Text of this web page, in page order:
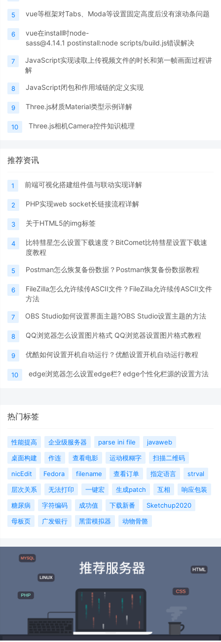
5 vue等框架对Tabs、Moda等设置固定高度后没有滚动条问题
6
vue在install时node-
sass@4.14.1 postinstall:node scripts/build.js错误解决
7
JavaScript实现读取上传视频文件的时长和第一帧画面过程讲
解
8 JavaScript闭包和作用域链的定义实现
9 Three.js材质Material类型示例详解
10 Three.js相机Camera控件知识梳理
推荐资讯
1 前端可视化搭建组件值与联动实现详解
2 PHP实现web socket长链接流程详解
3 关于HTML5的img标签
4
比特彗星怎么设置下载速度？BitComet比特彗星设置下载速
度教程
5 Postman怎么恢复备份数据？Postman恢复备份数据教程
6
FileZilla怎么允许续传ASCII文件？FileZilla允许续传ASCII文件
方法
7 OBS Studio如何设置界面主题?OBS Studio设置主题的方法
8 QQ浏览器怎么设置图片格式 QQ浏览器设置图片格式教程
9 优酷如何设置开机自动运行？优酷设置开机自动运行教程
10 edge浏览器怎么设置edge栏? edge个性化栏源的设置方法
热门标签
性能提高 企业级服务器 parse ini file
javaweb
桌面构建
作连 查看电影 运动模糊字
扫描二维码
nicEdit
Fedora filename 查看订单 指定语言
strval
层次关系
无法打印 一键宏 生成patch 互相
响应包装
糖尿病
字符编码 成功值 下载新番
Sketchup2020
母板页
广发银行 黑雷模拟器 动物骨骼